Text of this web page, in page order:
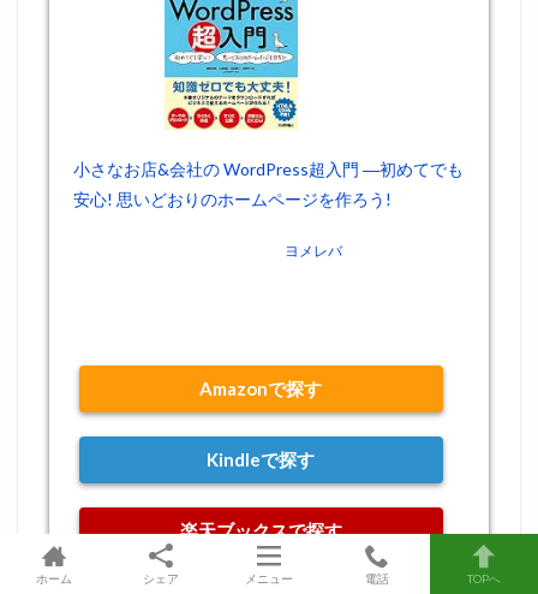
小さなお店&会社の WordPress超入門 ―初めてでも
安心! 思いどおりのホームページを作ろう!
ヨメレバ
Amazonで探す
Kindleで探す
楽天ブックスで探す
ホーム シェア メニュー 電話 TOPへ